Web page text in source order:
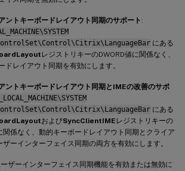
ントキーボードレイアウト同期のサポート :
にある
レジストリキーのDWORD値に関係なく、
ドレイアウト同期を有効にします。
ントキーボードレイアウト同期とIMEの改善のサポ
にある
およびSyncClientIME レジストリキーの
関係なく、動的キーボードレイアウト同期とクライア
ザーインターフェイス同期の両方を有効にします。
ザーインターフェイス同期機能を有効または無効に